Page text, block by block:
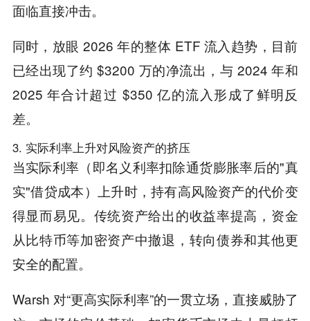
面临直接冲击。
同时，放眼 2026 年的整体 ETF 流入趋势，目前
已经出现了约 $3200 万的净流出，与 2024 年和
2025 年合计超过 $350 亿的流入形成了鲜明反
差。
3. 实际利率上升对风险资产的挤压
当实际利率（即名义利率扣除通货膨胀率后的"真
实"借贷成本）上升时，持有高风险资产的代价变
得显而易见。传统资产给出的收益率提高，资金
从比特币等加密资产中撤退，转向债券和其他更
安全的配置。
Warsh 对“更高实际利率”的一贯立场，直接威胁了